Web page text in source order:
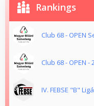
Rankings
Club 68 - OPEN
Club 68 - OPEN -
IV. FEBSE "B"